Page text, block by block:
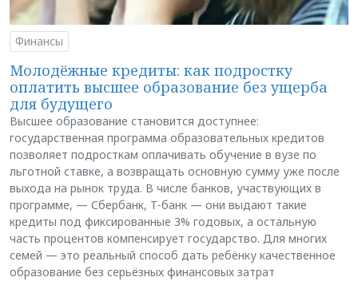
Финансы
Молодёжные кредиты: как подростку
оплатить высшее образование без ущерба
для будущего
Высшее образование становится доступнее:
государственная программа образовательных кредитов
позволяет подросткам оплачивать обучение в вузе по
льготной ставке, а возвращать основную сумму уже после
выхода на рынок труда. В числе банков, участвующих в
программе, — Сбербанк, Т-банк — они выдают такие
кредиты под фиксированные 3% годовых, а остальную
часть процентов компенсирует государство. Для многих
семей — это реальный способ дать ребёнку качественное
образование без серьёзных финансовых затрат